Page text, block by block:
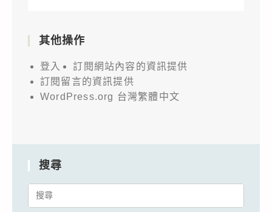
其他操作
登入
訂閱網站內容的資訊提供
訂閱留言的資訊提供
WordPress.org 台灣繁體中文
搜尋
Search